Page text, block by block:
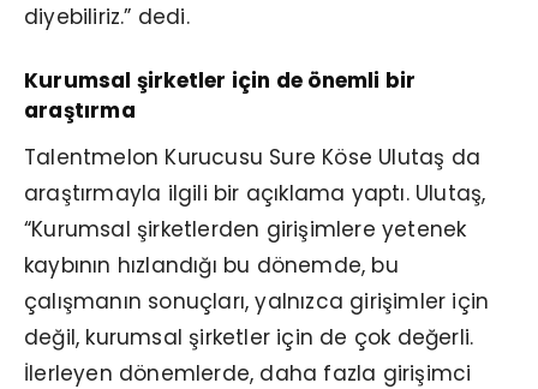
diyebiliriz.” dedi.
Kurumsal şirketler için de önemli bir
araştırma
Talentmelon Kurucusu Sure Köse Ulutaş da
araştırmayla ilgili bir açıklama yaptı. Ulutaş,
“Kurumsal şirketlerden girişimlere yetenek
kaybının hızlandığı bu dönemde, bu
çalışmanın sonuçları, yalnızca girişimler için
değil, kurumsal şirketler için de çok değerli.
İlerleyen dönemlerde, daha fazla girişimci